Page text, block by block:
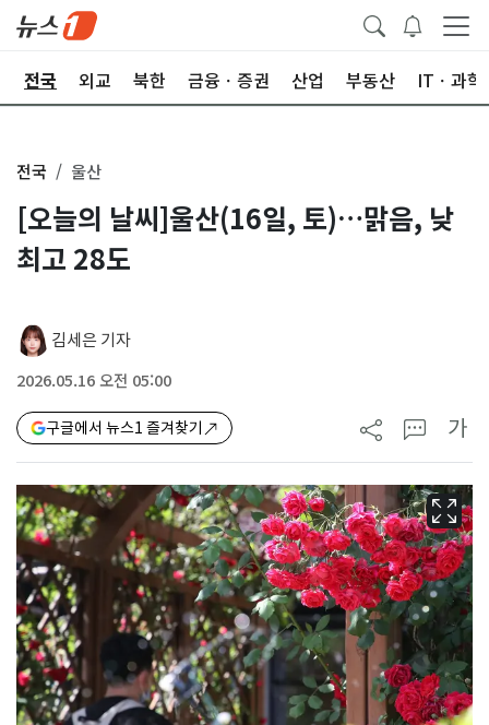
전국 외교 북한 금융ㆍ증권 산업 부동산 ITㆍ과학
전국 울산
[오늘의 날씨]울산(16일, 토)…맑음, 낮
최고 28도
김세은 기자
2026.05.16 오전 05:00
구글에서 뉴스1 즐겨찾기 가